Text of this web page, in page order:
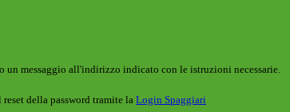
un messaggio all'indirizzo indicato con le istruzioni necessarie.
della password tramite la Login Spaggiari